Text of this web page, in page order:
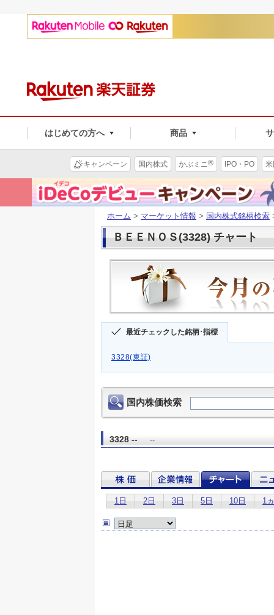
はじめての方へ 商品
キャンペーン 国内株式 かぶミニ® IPO・PO
ホーム > マーケット情報 > 国内株式銘柄検索
ＢＥＥＮＯＳ(3328) チャート
最近チェックした銘柄･指標
3328(東証)